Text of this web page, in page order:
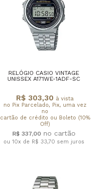
RELÓGIO CASIO VINTAGE
UNISSEX A171WE-1ADF-SC
R$ 303,30 à vista
no Pix Parcelado, Pix, uma vez
no
cartão de crédito ou Boleto (10%
Off)
R$ 337,00
ou 10x de R$ 33,70 sem juros